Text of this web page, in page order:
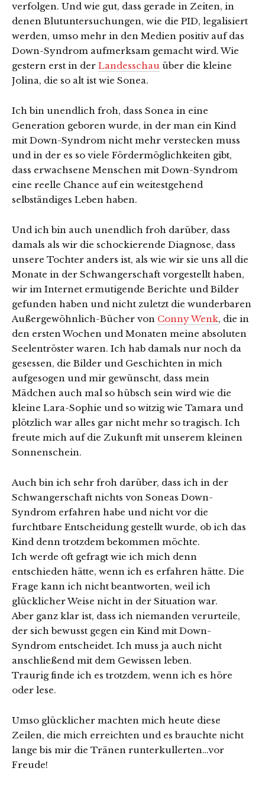
verfolgen. Und wie gut, dass gerade in Zeiten, in
denen Blutuntersuchungen, wie die PID, legalisiert
werden, umso mehr in den Medien positiv auf das
Down-Syndrom aufmerksam gemacht wird. Wie
gestern erst in der Landesschau über die kleine
Jolina, die so alt ist wie Sonea.
Ich bin unendlich froh, dass Sonea in eine
Generation geboren wurde, in der man ein Kind
mit Down-Syndrom nicht mehr verstecken muss
und in der es so viele Fördermöglichkeiten gibt,
dass erwachsene Menschen mit Down-Syndrom
eine reelle Chance auf ein weitestgehend
selbständiges Leben haben.
Und ich bin auch unendlich froh darüber, dass
damals als wir die schockierende Diagnose, dass
unsere Tochter anders ist, als wie wir sie uns all die
Monate in der Schwangerschaft vorgestellt haben,
wir im Internet ermutigende Berichte und Bilder
gefunden haben und nicht zuletzt die wunderbaren
Außergewöhnlich-Bücher von Conny Wenk, die in
den ersten Wochen und Monaten meine absoluten
Seelentröster waren. Ich hab damals nur noch da
gesessen, die Bilder und Geschichten in mich
aufgesogen und mir gewünscht, dass mein
Mädchen auch mal so hübsch sein wird wie die
kleine Lara-Sophie und so witzig wie Tamara und
plötzlich war alles gar nicht mehr so tragisch. Ich
freute mich auf die Zukunft mit unserem kleinen
Sonnenschein.
Auch bin ich sehr froh darüber, dass ich in der
Schwangerschaft nichts von Soneas Down-
Syndrom erfahren habe und nicht vor die
furchtbare Entscheidung gestellt wurde, ob ich das
Kind denn trotzdem bekommen möchte.
Ich werde oft gefragt wie ich mich denn
entschieden hätte, wenn ich es erfahren hätte. Die
Frage kann ich nicht beantworten, weil ich
glücklicher Weise nicht in der Situation war.
Aber ganz klar ist, dass ich niemanden verurteile,
der sich bewusst gegen ein Kind mit Down-
Syndrom entscheidet. Ich muss ja auch nicht
anschließend mit dem Gewissen leben.
Traurig finde ich es trotzdem, wenn ich es höre
oder lese.
Umso glücklicher machten mich heute diese
Zeilen, die mich erreichten und es brauchte nicht
lange bis mir die Tränen runterkullerten…vor
Freude!